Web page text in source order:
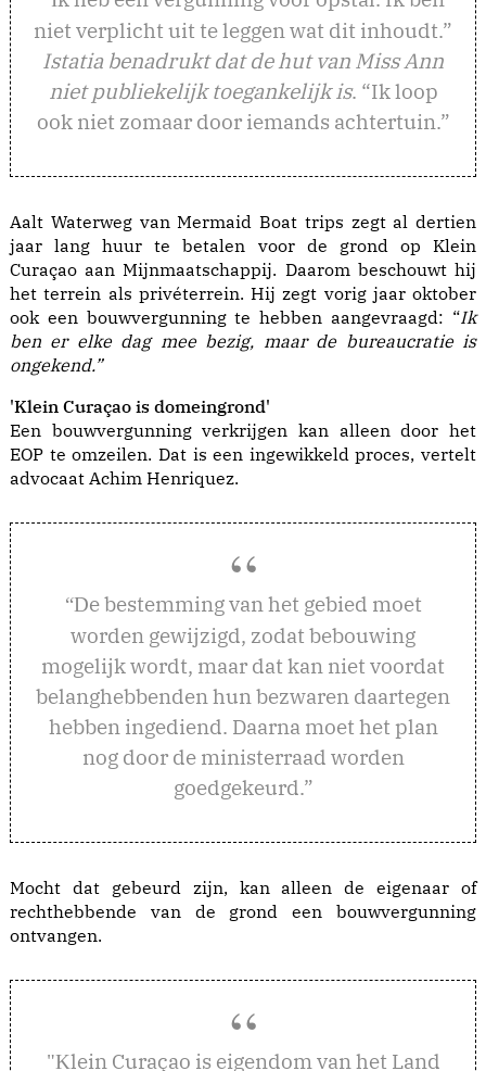
niet verplicht uit te leggen wat dit inhoudt.”
Istatia benadrukt dat de hut van Miss Ann
niet publiekelijk toegankelijk is. “Ik loop
ook niet zomaar door iemands achtertuin.”
Aalt Waterweg van Mermaid Boat trips zegt al dertien
jaar lang huur te betalen voor de grond op Klein
Curaçao aan Mijnmaatschappij. Daarom beschouwt hij
het terrein als privéterrein. Hij zegt vorig jaar oktober
ook een bouwvergunning te hebben aangevraagd: “Ik
ben er elke dag mee bezig, maar de bureaucratie is
ongekend.”
'Klein Curaçao is domeingrond'
Een bouwvergunning verkrijgen kan alleen door het
EOP te omzeilen. Dat is een ingewikkeld proces, vertelt
advocaat Achim Henriquez.
“De bestemming van het gebied moet
worden gewijzigd, zodat bebouwing
mogelijk wordt, maar dat kan niet voordat
belanghebbenden hun bezwaren daartegen
hebben ingediend. Daarna moet het plan
nog door de ministerraad worden
goedgekeurd.”
Mocht dat gebeurd zijn, kan alleen de eigenaar of
rechthebbende van de grond een bouwvergunning
ontvangen.
"Klein Curaçao is eigendom van het Land